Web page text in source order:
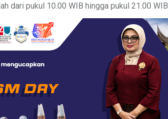
dari pukul 10.00 WIB hingga pukul 21.00